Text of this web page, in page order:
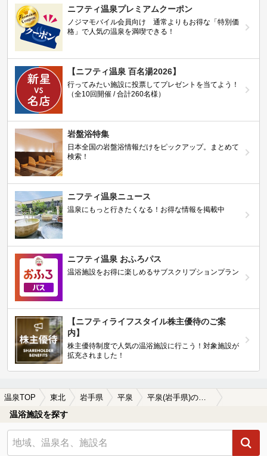
ニフティ温泉プレミアムクーポン
ノジマモバイル会員向け 通常よりもお得な「特別価
格」で人気の温泉を満喫できる！
【ニフティ温泉 百名湯2026】
行ってみたい施設に投票してプレゼントを当てよう！
（全10回開催 / 合計260名様）
岩盤浴特集
日本全国の岩盤浴情報だけをピックアップ。まとめて
検索！
ニフティ温泉ニュース
温泉にもっと行きたくなる！お得な情報を掲載中
ニフティ温泉 おふろパス
温浴施設をお得に楽しめるサブスクリプションプラン
【ニフティライフスタイル株主優待のご案
内】
株主優待制度で人気の温浴施設に行こう！対象施設が
拡充されました！
温泉TOP 東北 岩手県 平泉 平泉(岩手県)のサウナ施設おすすめ1選(2026年版)
温浴施設を探す